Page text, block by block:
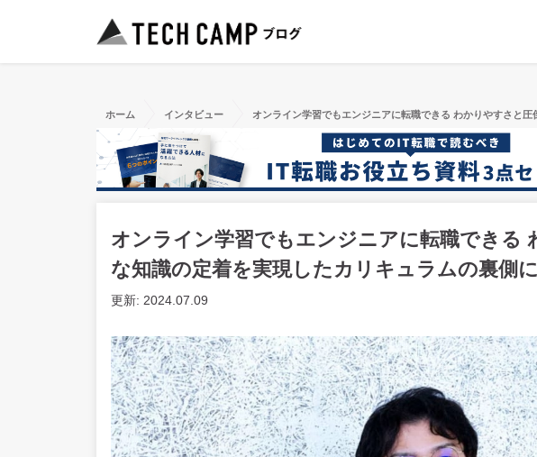
ホーム インタビュー オンライン学習でもエンジニアに転職できる わかりやすさと
オンライン学習でもエンジニアに転職できる
な知識の定着を実現したカリキュラムの裏側
更新: 2024.07.09